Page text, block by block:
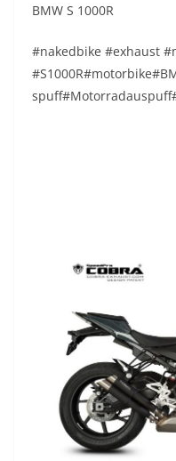
BMW S 1000R
#nakedbike #exhaust